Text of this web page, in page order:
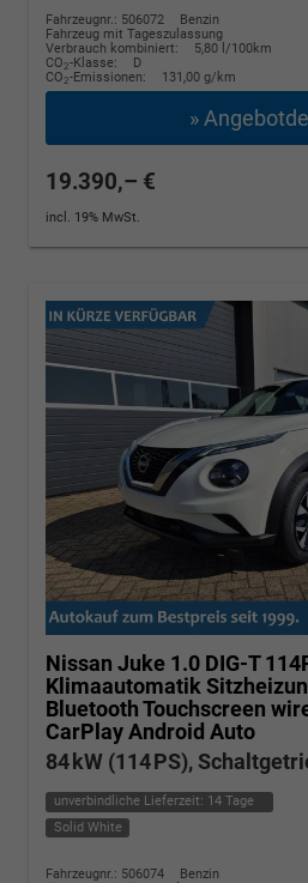
Fahrzeugnr.: 506072
Benzin
Fahrzeug mit Tageszulassung
Verbrauch kombiniert:
5,80 l/100km
CO2-Klasse:
D
CO2-Emissionen: 131,00 g/km
»
19.390,– €
incl. 19% MwSt.
Nissan Juke 1.0 DIG-T
Klimaautomatik
Bluetooth Touchscreen
CarPlay Android Auto
84 kW (114 PS),
unverbindliche Lieferzeit: 14 Tage
Solid White
Fahrzeugnr.: 506074
Benzin